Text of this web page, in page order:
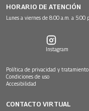
HORARIO DE ATENCIÓN
Lunes a viernes de 8:00 a.m. a 5:00
Instagram
Política de privacidad y tratamiento
Condiciones de uso
Accesibilidad
CONTACTO VIRTUAL